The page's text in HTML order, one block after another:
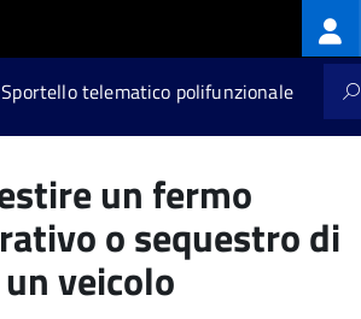
principale
Sportello telematico polifunzionale
un fermo
o sequestro di
un veicolo